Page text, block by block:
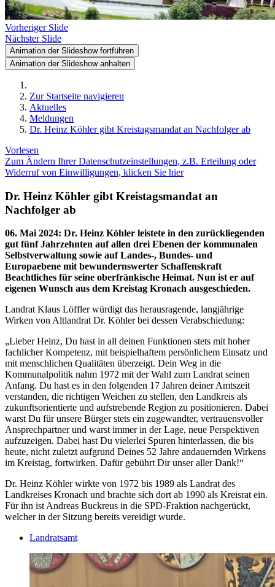
Vorheriger Slide
Nächster Slide
Animation der Slideshow fortführen
Animation der Slideshow anhalten
Zur Startseite navigieren
Aktuelles
Meldungen
Dr. Heinz Köhler gibt Kreistagsmandat an Nachfolger ab
Vorlesen
Zum Ändern Ihrer Datenschutzeinstellungen, z.B. Erteilung oder
Widerruf von Einwilligungen, klicken Sie hier
Dr. Heinz Köhler gibt Kreistagsmandat an
Nachfolger ab
06. Mai 2024: Dr. Heinz Köhler leistete in den zurückliegenden
gut fünf Jahrzehnten auf allen drei Ebenen der kommunalen
Selbstverwaltung sowie auf Landes-, Bundes- und
Europaebene mit bewundernswerter Schaffenskraft
Beachtliches für seine oberfränkische Heimat. Nun ist er auf
eigenen Wunsch aus dem Kreistag Kronach ausgeschieden.
Landrat Klaus Löffler würdigt das herausragende, langjährige
Wirken von Altlandrat Dr. Köhler bei dessen Verabschiedung:
„Lieber Heinz, Du hast in all deinen Funktionen stets mit hoher
fachlicher Kompetenz, mit beispielhaftem persönlichem Einsatz und
mit menschlichen Qualitäten überzeigt. Dein Weg in die
Kommunalpolitik nahm 1972 mit der Wahl zum Landrat seinen
Anfang. Du hast es in den folgenden 17 Jahren deiner Amtszeit
verstanden, die richtigen Weichen zu stellen, den Landkreis als
zukunftsorientierte und aufstrebende Region zu positionieren. Dabei
warst Du für unsere Bürger stets ein zugewandter, vertrauensvoller
Ansprechpartner und warst immer in der Lage, neue Perspektiven
aufzuzeigen. Dabei hast Du vielerlei Spuren hinterlassen, die bis
heute, nicht zuletzt aufgrund Deines 52 Jahre andauernden Wirkens
im Kreistag, fortwirken. Dafür gebührt Dir unser aller Dank!“
Dr. Heinz Köhler wirkte von 1972 bis 1989 als Landrat des
Landkreises Kronach und brachte sich dort ab 1990 als Kreisrat ein.
Für ihn ist Andreas Buckreus in die SPD-Fraktion nachgerückt,
welcher in der Sitzung bereits vereidigt wurde.
Landratsamt